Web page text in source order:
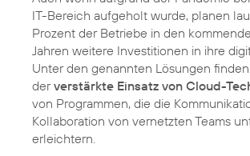
IT-Bereich aufgeholt wurde, planen
Prozent der Betriebe in den
Jahren weitere Investitionen in ihre
Unter den genannten Lösungen
derverstärkte Einsatz von Cloud-
von Programmen, die die
Kollaboration von vernetzten Teams
erleichtern.